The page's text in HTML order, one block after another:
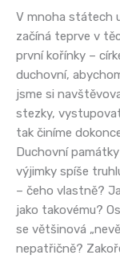
V mnoha státech
začíná teprve v
první kořínky –
duchovní,
jsme si
stezky,
tak činíme
Duchovní
výjimky spíše
– čeho vlastně?
jako takovému?
se většinová
nepatřičně?